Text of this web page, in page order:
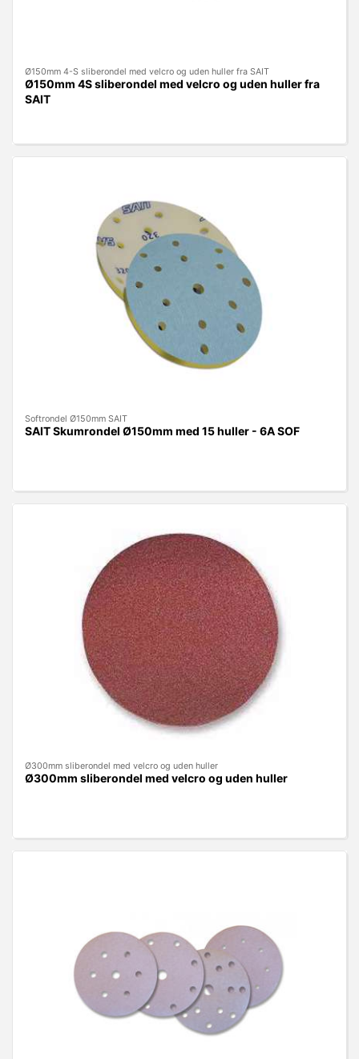
Ø150mm 4-S sliberondel med velcro og uden huller fra SAIT
Ø150mm 4S sliberondel med velcro og uden huller fra
SAIT
Softrondel Ø150mm SAIT
SAIT Skumrondel Ø150mm med 15 huller - 6A SOF
Ø300mm sliberondel med velcro og uden huller
Ø300mm sliberondel med velcro og uden huller